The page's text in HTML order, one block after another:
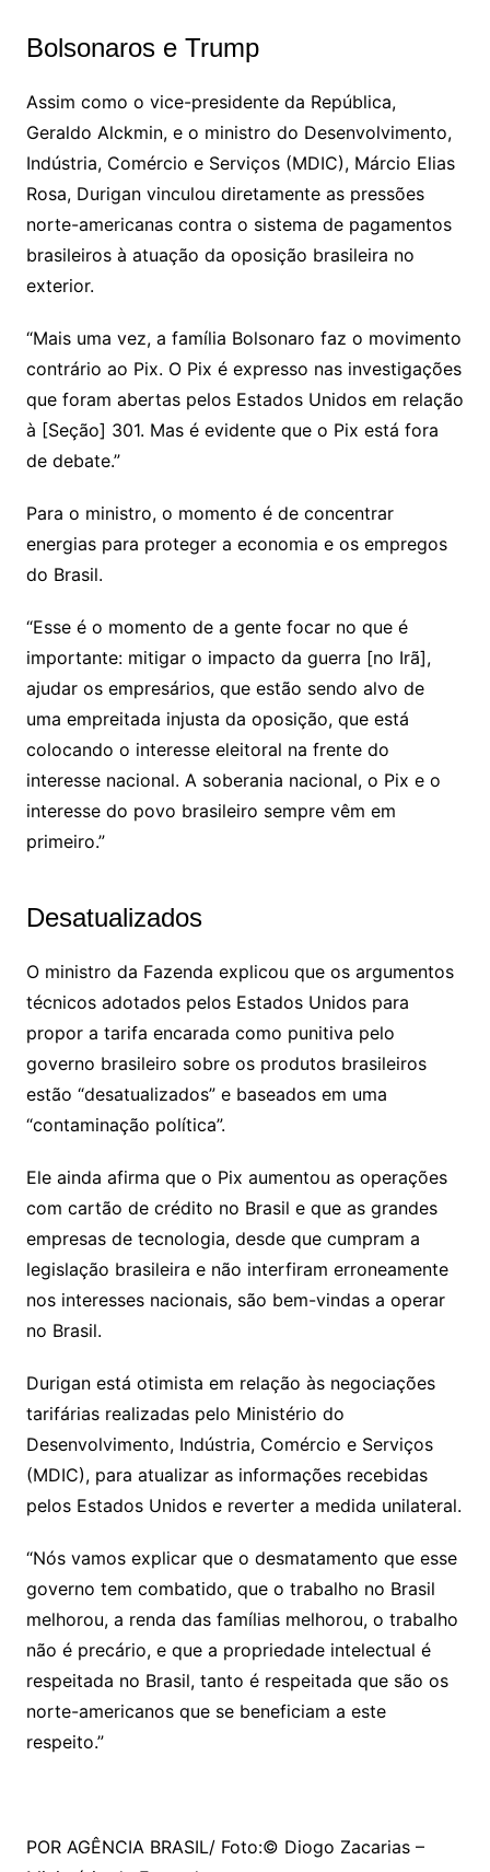
Bolsonaros e Trump
Assim como o vice-presidente da República,
Geraldo Alckmin, e o ministro do Desenvolvimento,
Indústria, Comércio e Serviços (MDIC), Márcio Elias
Rosa, Durigan vinculou diretamente as pressões
norte-americanas contra o sistema de pagamentos
brasileiros à atuação da oposição brasileira no
exterior.
“Mais uma vez, a família Bolsonaro faz o movimento
contrário ao Pix. O Pix é expresso nas investigações
que foram abertas pelos Estados Unidos em relação
à [Seção] 301. Mas é evidente que o Pix está fora
de debate.”
Para o ministro, o momento é de concentrar
energias para proteger a economia e os empregos
do Brasil.
“Esse é o momento de a gente focar no que é
importante: mitigar o impacto da guerra [no Irã],
ajudar os empresários, que estão sendo alvo de
uma empreitada injusta da oposição, que está
colocando o interesse eleitoral na frente do
interesse nacional. A soberania nacional, o Pix e o
interesse do povo brasileiro sempre vêm em
primeiro.”
Desatualizados
O ministro da Fazenda explicou que os argumentos
técnicos adotados pelos Estados Unidos para
propor a tarifa encarada como punitiva pelo
governo brasileiro sobre os produtos brasileiros
estão “desatualizados” e baseados em uma
“contaminação política”.
Ele ainda afirma que o Pix aumentou as operações
com cartão de crédito no Brasil e que as grandes
empresas de tecnologia, desde que cumpram a
legislação brasileira e não interfiram erroneamente
nos interesses nacionais, são bem-vindas a operar
no Brasil.
Durigan está otimista em relação às negociações
tarifárias realizadas pelo Ministério do
Desenvolvimento, Indústria, Comércio e Serviços
(MDIC), para atualizar as informações recebidas
pelos Estados Unidos e reverter a medida unilateral.
“Nós vamos explicar que o desmatamento que esse
governo tem combatido, que o trabalho no Brasil
melhorou, a renda das famílias melhorou, o trabalho
não é precário, e que a propriedade intelectual é
respeitada no Brasil, tanto é respeitada que são os
norte-americanos que se beneficiam a este
respeito.”
POR AGÊNCIA BRASIL/ Foto:© Diogo Zacarias –